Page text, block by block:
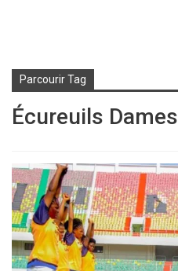
Parcourir Tag
Écureuils Dames